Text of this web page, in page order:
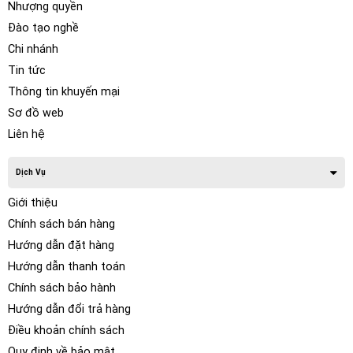
Những tính năng và cấu hình của
Camera 360 Owin Plus Xem Video
Online Cho Xe Honda Accord
– Công nghệ điện tử ngày càng hiện đại nên Camera 360
độ owin cho xe Honda Accord có rất nhiều tính năng
mới,vượt trội hơn so với những camera 360 độ thông
thường như :Oris, Oview, …..Với các tính năng ưu việt như:
Nhượng quyền
Đào tạo nghề
Chi nhánh
Tin tức
Thông tin khuyến mại
Sơ đồ web
Liên hệ
Dịch Vụ
Giới thiệu
Chính sách bán hàng
Hướng dẫn đặt hàng
Hướng dẫn thanh toán
Chính sách bảo hành
Hướng dẫn đổi trả hàng
Điều khoản chính sách